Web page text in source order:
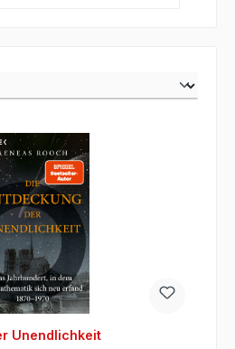
Unendlichkeit